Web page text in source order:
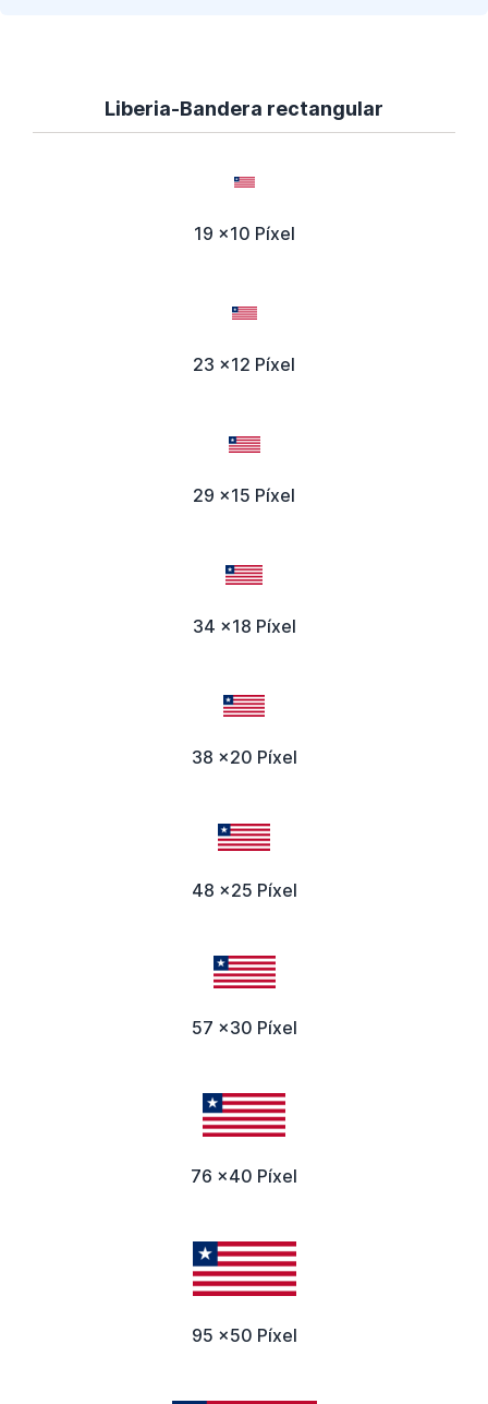
Liberia-Bandera rectangular
19 x10 Píxel
23 x12 Píxel
29 x15 Píxel
34 x18 Píxel
38 x20 Píxel
48 x25 Píxel
57 x30 Píxel
76 x40 Píxel
95 x50 Píxel